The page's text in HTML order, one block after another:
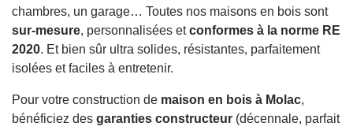
chambres, un garage… Toutes nos maisons en bois sont
sur-mesure, personnalisées etconformes à la norme RE
2020. Et bien sûr ultra solides, résistantes, parfaitement
isolées et faciles à entretenir.
Pour votre construction de maison en bois à Molac,
bénéficiez des garanties constructeur (décennale, parfait